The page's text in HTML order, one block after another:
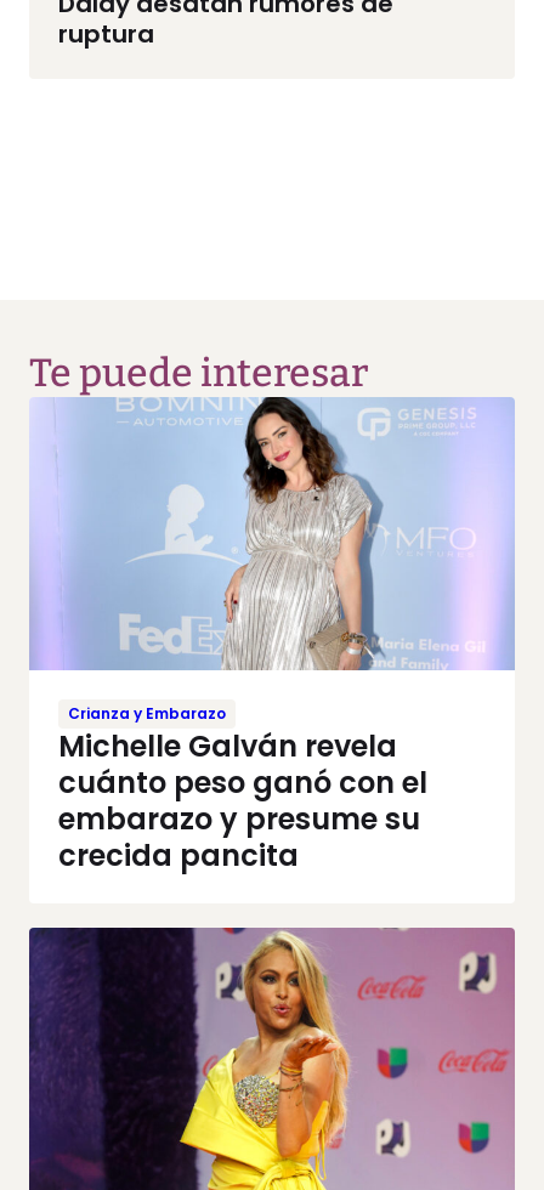
ruptura
Te puede interesar
Crianza y Embarazo
Michelle Galván revela
cuánto peso ganó con el
embarazo y presume su
crecida pancita